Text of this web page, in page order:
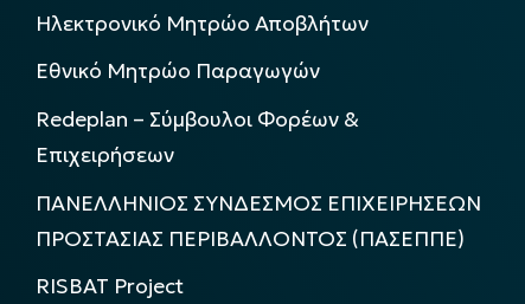
Ηλεκτρονικό Μητρώο Αποβλήτων
Εθνικό Μητρώο Παραγωγών
Redeplan – Σύμβουλοι Φορέων &
Επιχειρήσεων
ΠΑΝΕΛΛΗΝΙΟΣ ΣΥΝΔΕΣΜΟΣ ΕΠΙΧΕΙΡΗΣΕΩΝ
ΠΡΟΣΤΑΣΙΑΣ ΠΕΡΙΒΑΛΛΟΝΤΟΣ (ΠΑΣΕΠΠΕ)
RISBAT Project